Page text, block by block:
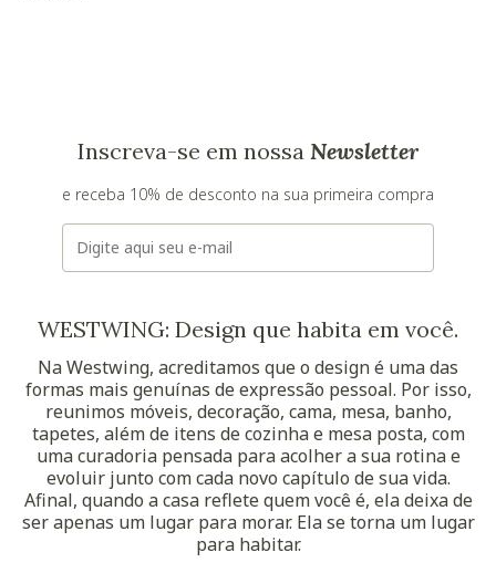
Inscreva-se em nossa Newsletter
e receba 10% de desconto na sua primeira compra
E-mail
WESTWING: Design que habita em você.
Na Westwing, acreditamos que o design é uma das
formas mais genuínas de expressão pessoal. Por isso,
reunimos móveis, decoração, cama, mesa, banho,
tapetes, além de itens de cozinha e mesa posta, com
uma curadoria pensada para acolher a sua rotina e
evoluir junto com cada novo capítulo de sua vida.
Afinal, quando a casa reflete quem você é, ela deixa de
ser apenas um lugar para morar. Ela se torna um lugar
para habitar.